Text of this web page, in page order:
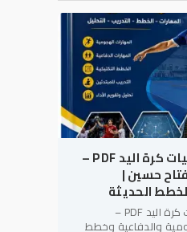
كتاب أساسيات كرة اليد PDF –
حسين |
الحديثة
كتاب أساسيات كرة اليد PDF –
والدفاعية وخطط